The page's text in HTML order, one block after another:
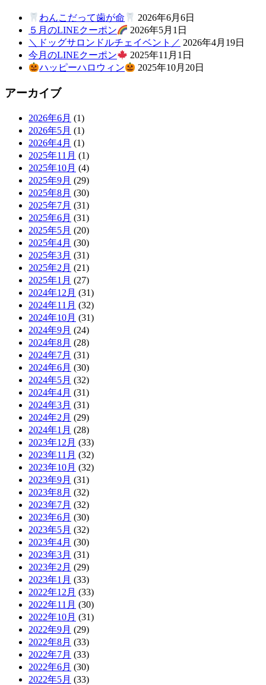
わんこだって歯が命
2026年6月6日
５月のLINEクーポン
2026年5月1日
＼ドッグサロンドルチェイベント／ 2026年4月19日
今月のLINEクーポン
2025年11月1日
ハッピーハロウィン
2025年10月20日
アーカイブ
2026年6月 (1)
2026年5月 (1)
2026年4月 (1)
2025年11月 (1)
2025年10月 (4)
2025年9月 (29)
2025年8月 (30)
2025年7月 (31)
2025年6月 (31)
2025年5月 (20)
2025年4月 (30)
2025年3月 (31)
2025年2月 (21)
2025年1月 (27)
2024年12月 (31)
2024年11月 (32)
2024年10月 (31)
2024年9月 (24)
2024年8月 (28)
2024年7月 (31)
2024年6月 (30)
2024年5月 (32)
2024年4月 (31)
2024年3月 (31)
2024年2月 (29)
2024年1月 (28)
2023年12月 (33)
2023年11月 (32)
2023年10月 (32)
2023年9月 (31)
2023年8月 (32)
2023年7月 (32)
2023年6月 (30)
2023年5月 (32)
2023年4月 (30)
2023年3月 (31)
2023年2月 (29)
2023年1月 (33)
2022年12月 (33)
2022年11月 (30)
2022年10月 (31)
2022年9月 (29)
2022年8月 (33)
2022年7月 (33)
2022年6月 (30)
2022年5月 (33)